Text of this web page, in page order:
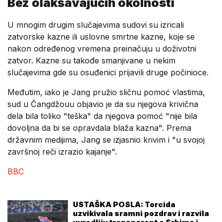
U mnogim drugim slučajevima sudovi su izricali
zatvorske kazne ili uslovne smrtne kazne, koje se
nakon određenog vremena preinačuju u doživotni
zatvor. Kazne su takođe smanjivane u nekim
slučajevima gde su osuđenici prijavili druge počinioce.
Međutim, iako je Jang pružio sličnu pomoć vlastima,
sud u Čangdžouu objavio je da su njegova krivična
dela bila toliko "teška" da njegova pomoć "nije bila
dovoljna da bi se opravdala blaža kazna". Prema
državnim medijima, Jang se izjasnio krivim i "u svojoj
završnoj reči izrazio kajanje".
BBC
USTAŠKA POSLA: Torcida
uzvikivala sramni pozdrav i razvila